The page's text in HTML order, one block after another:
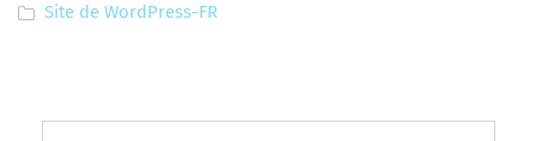
Site de WordPress-FR